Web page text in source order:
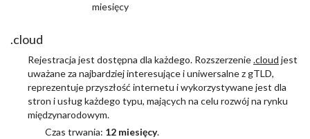
miesięcy
.cloud
Rejestracja jest dostępna dla każdego. Rozszerzenie.cloud jest
uważane za najbardziej interesujące i uniwersalne z gTLD,
reprezentuje przyszłość internetu i wykorzystywane jest dla
stron i usług każdego typu, mających na celu rozwój na rynku
międzynarodowym.
Czas trwania: 12 miesięcy.